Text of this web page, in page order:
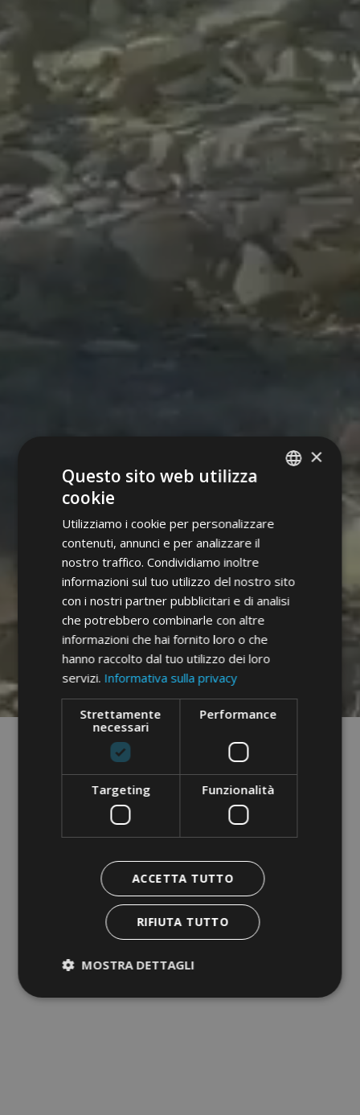
UN GIOIELLO TRA LAGO E MONTAGNA
Brenzone Garda
GERMAN
×
Questo sito web utilizza
cookie
Utilizziamo i cookie per personalizzare
contenuti, annunci e per analizzare il
nostro traffico. Condividiamo inoltre
informazioni sul tuo utilizzo del nostro sito
con i nostri partner pubblicitari e di analisi
che potrebbero combinarle con altre
informazioni che hai fornito loro o che
hanno raccolto dal tuo utilizzo dei loro
servizi. Informativa sulla privacy
Strettamente
necessari
Performance
Targeting Funzionalità
ACCETTA TUTTO
RIFIUTA TUTTO
MOSTRA DETTAGLI